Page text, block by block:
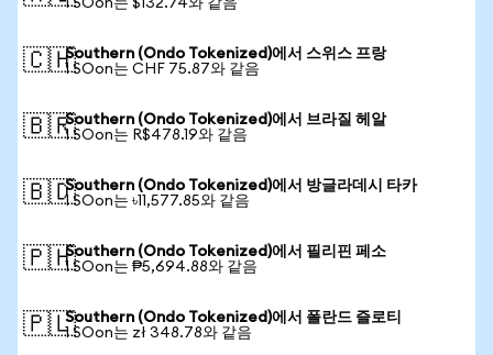
1 SOon는 $132.74와 같음
🇨🇭Southern (Ondo Tokenized)에서 스위스 프랑
1 SOon는 CHF 75.87와 같음
🇧🇷Southern (Ondo Tokenized)에서 브라질 헤알
1 SOon는 R$478.19와 같음
🇧🇩Southern (Ondo Tokenized)에서 방글라데시 타카
1 SOon는 ৳11,577.85와 같음
🇵🇭Southern (Ondo Tokenized)에서 필리핀 페소
1 SOon는 ₱5,694.88와 같음
🇵🇱Southern (Ondo Tokenized)에서 폴란드 즐로티
1 SOon는 zł 348.78와 같음